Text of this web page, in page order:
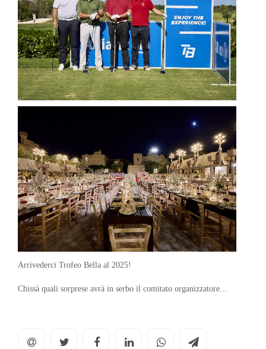
Arrivederci Trofeo Bella al 2025!
Chissà quali sorprese avrà in serbo il comitato organizzatore…